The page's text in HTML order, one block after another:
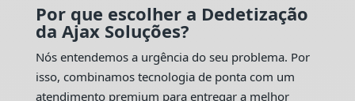
Por que escolher a Dedetização
da Ajax Soluções?
Nós entendemos a urgência do seu problema. Por
isso, combinamos tecnologia de ponta com um
atendimento premium para entregar a melhor